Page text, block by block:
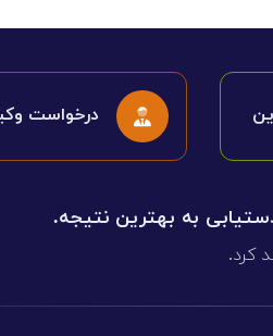
درخواست
دستیابی به بهترین نتیجه.
کرد.